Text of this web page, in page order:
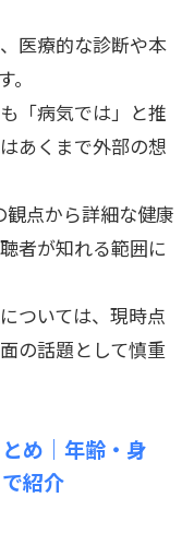
医療的な診断や本
「病気では」と推
あくまで外部の想
点から詳細な健康
者が知れる範囲に
ついては、現時点
の話題として慎重
め｜年齢・身
紹介